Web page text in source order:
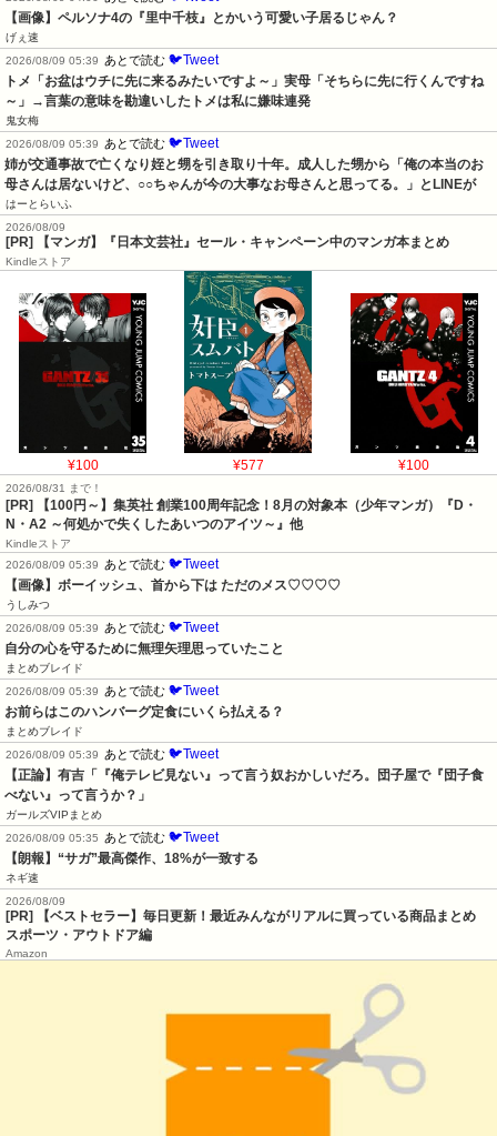
【画像】ペルソナ4の『里中千枝』とかいう可愛い子居るじゃん？
げぇ速
2026/08/09 05:39
あとで読む 🐦Tweet
トメ「お盆はウチに先に来るみたいですよ～」実母「そちらに先に行くんですね
～」→言葉の意味を勘違いしたトメは私に嫌味連発
鬼女梅
2026/08/09 05:39
あとで読む 🐦Tweet
姉が交通事故で亡くなり姪と甥を引き取り十年。成人した甥から「俺の本当のお
母さんは居ないけど、○○ちゃんが今の大事なお母さんと思ってる。」とLINEが
はーとらいふ
2026/08/09
[PR] 【マンガ】『日本文芸社』セール・キャンペーン中のマンガ本まとめ
Kindleストア
¥100 ¥577 ¥100
2026/08/31 まで！
[PR]
【100円～】集英社 創業100周年記念！8月の対象本（少年マンガ）『D・
N・A2 ～何処かで失くしたあいつのアイツ～』他
Kindleストア
2026/08/09 05:39
あとで読む 🐦Tweet
【画像】ボーイッシュ、首から下は ただのメス♡♡♡♡
うしみつ
2026/08/09 05:39
あとで読む 🐦Tweet
自分の心を守るために無理矢理思っていたこと
まとめブレイド
2026/08/09 05:39
あとで読む 🐦Tweet
お前らはこのハンバーグ定食にいくら払える？
まとめブレイド
2026/08/09 05:39
あとで読む 🐦Tweet
【正論】有吉「『俺テレビ見ない』って言う奴おかしいだろ。団子屋で『団子食
べない』って言うか？」
ガールズVIPまとめ
2026/08/09 05:35
あとで読む 🐦Tweet
【朗報】“サガ”最高傑作、18%が一致する
ネギ速
2026/08/09
[PR] 【ベストセラー】毎日更新！最近みんながリアルに買っている商品まとめ
スポーツ・アウトドア編
Amazon